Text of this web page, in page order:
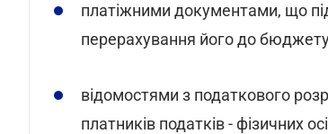
платіжними документами, що
перерахування його до
відомостями з податкового
платників податків - фізичних